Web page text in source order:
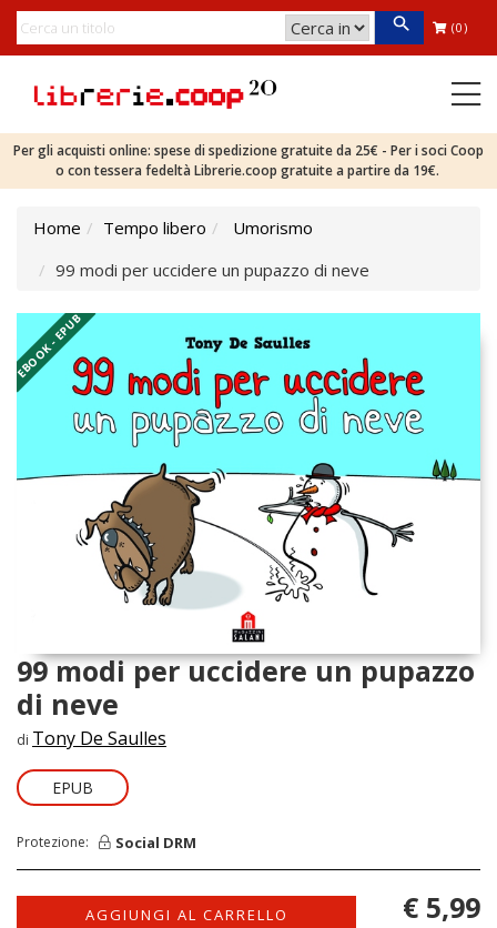
(0)
Per gli acquisti online: spese di spedizione gratuite da 25€ - Per i soci Coop
o con tessera fedeltà Librerie.coop gratuite a partire da 19€.
Home Tempo libero
Umorismo
99 modi per uccidere un pupazzo di neve
EBOOK - EPUB
99 modi per uccidere un pupazzo
di neve
di Tony De Saulles
EPUB
Protezione: Social DRM
AGGIUNGI AL CARRELLO € 5,99